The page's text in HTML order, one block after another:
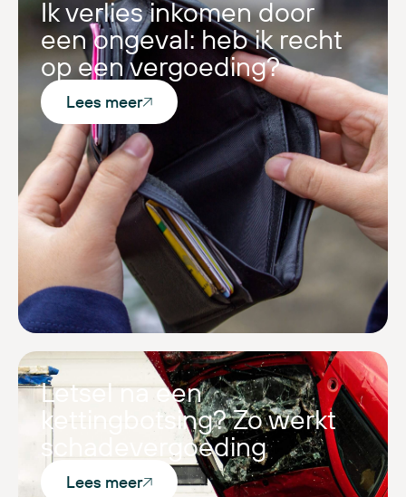
Ik verlies inkomen door
een ongeval: heb ik recht
op een vergoeding?
Lees meer
Letsel na een
kettingbotsing? Zo werkt
schadevergoeding
Lees meer